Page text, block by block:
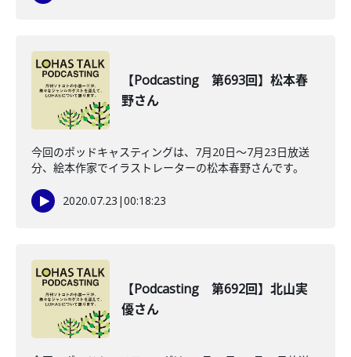
【Podcasting 第693回】松本春
野さん
今回のポッドキャスティングは、7月20日〜7月23日放送
分、絵本作家でイラストレーターの松本春野さんです。
2020.07.23 |00:18:23
【Podcasting 第692回】北山実
優さん